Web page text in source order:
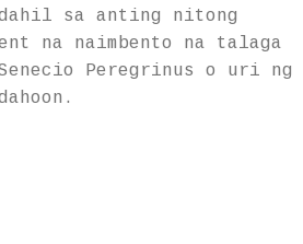
dahil sa anting nitong
na naimbento na talaga
Senecio Peregrinus o uri ng